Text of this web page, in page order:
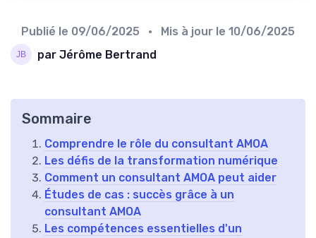
Publié le 09/06/2025 • Mis à jour le 10/06/2025
par Jérôme Bertrand
Sommaire
Comprendre le rôle du consultant AMOA
Les défis de la transformation numérique
Comment un consultant AMOA peut aider
Études de cas : succès grâce à un
consultant AMOA
Les compétences essentielles d'un